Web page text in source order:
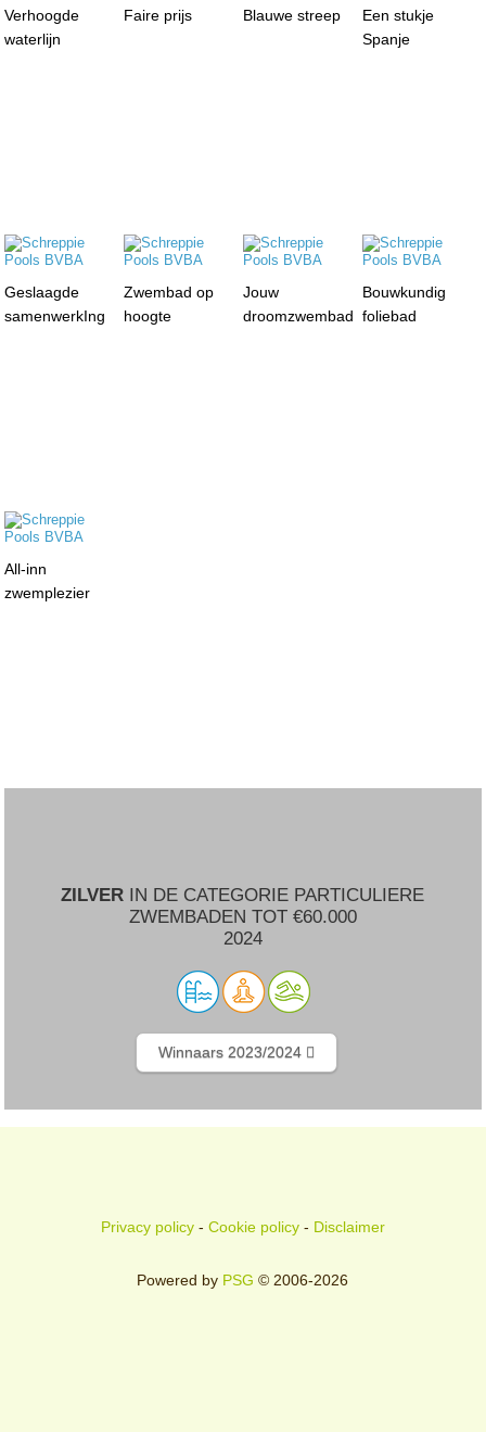
Verhoogde
waterlijn
Faire prijs Blauwe streep
Een stukje
Spanje
Geslaagde
samenwerkIng
Zwembad op
hoogte
Jouw
droomzwembad
Bouwkundig
foliebad
All-inn
zwemplezier
ZILVER IN DE CATEGORIE PARTICULIERE
ZWEMBADEN TOT €60.000
2024
Winnaars 2023/2024
Privacy policy- Cookie policy- Disclaimer
Powered by PSG © 2006-2026